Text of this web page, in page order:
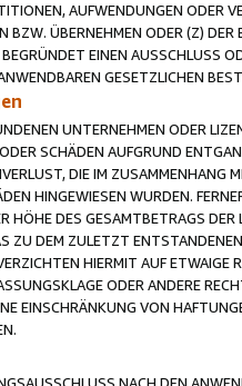
AUFWENDUNGEN ODER
BZW. ÜBERNEHMEN ODER (Z)
EINEN AUSSCHLUSS
GESETZLICHEN
UNTERNEHMEN ODER
SCHÄDEN AUFGRUND
DIE IM ZUSAMMENHANG
HINGEWIESEN WURDEN.
HÖHE DES GESAMTBETRAGS
ZU DEM ZULETZT
HIERMIT AUF
ODER ANDERE
EINSCHRÄNKUNG VON
NACH DEN